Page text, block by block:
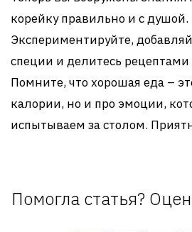
корейку правильно и с душой.
Экспериментируйте,
специи и делитесь рецептами
Помните, что хорошая еда –
калории, но и про эмоции,
испытываем за столом.
Помогла статья?